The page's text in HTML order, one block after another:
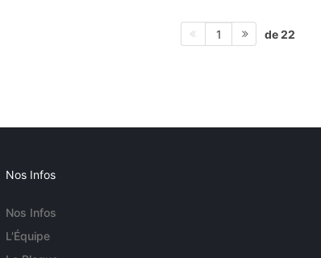
1 de 22
Nos Infos
Nos Infos
L'Équipe